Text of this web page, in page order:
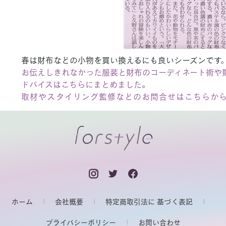
春は財布などの小物を買い換えるにも良いシーズンです
お伝えしきれなかった服装と財布のコーディネート術や
ドバイスはこちらにまとめました。
取材やスタイリング監修などのお問合せはこちらか
ホーム 会社概要 特定商取引法に 基づく表記
プライバシーポリシー お問い合わせ